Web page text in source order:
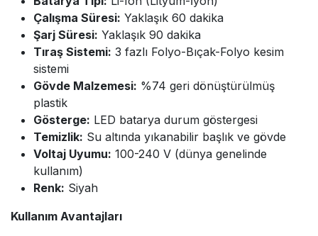
Çalışma Süresi: Yaklaşık 60 dakika
Şarj Süresi: Yaklaşık 90 dakika
Tıraş Sistemi: 3 fazlı Folyo-Bıçak-Folyo kesim
sistemi
Gövde Malzemesi: %74 geri dönüştürülmüş
plastik
Gösterge: LED batarya durum göstergesi
Temizlik: Su altında yıkanabilir başlık ve gövde
Voltaj Uyumu: 100-240 V (dünya genelinde
kullanım)
Renk: Siyah
Kullanım Avantajları